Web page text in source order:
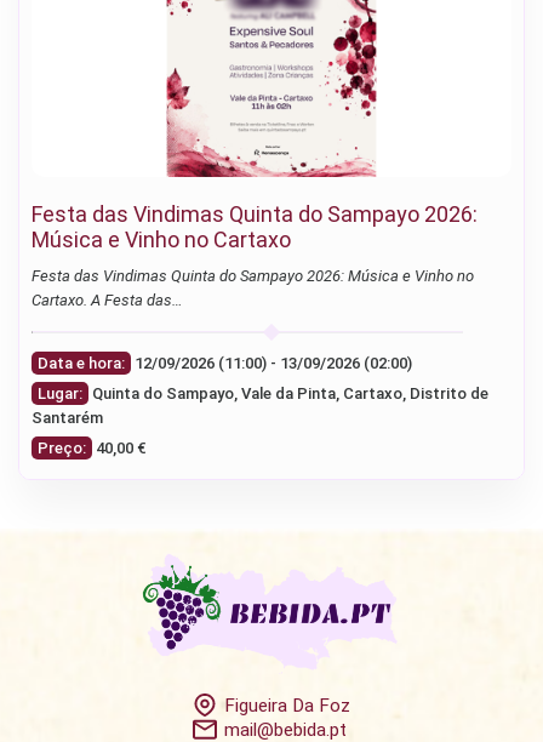
Festa das Vindimas Quinta do Sampayo 2026:
Música e Vinho no Cartaxo
Festa das Vindimas Quinta do Sampayo 2026: Música e Vinho no
Cartaxo. A Festa das…
Data e hora:
12/09/2026 (11:00) - 13/09/2026 (02:00)
Lugar: Quinta do Sampayo, Vale da Pinta, Cartaxo, Distrito de
Santarém
Preço: 40,00 €
Figueira Da Foz
mail@bebida.pt